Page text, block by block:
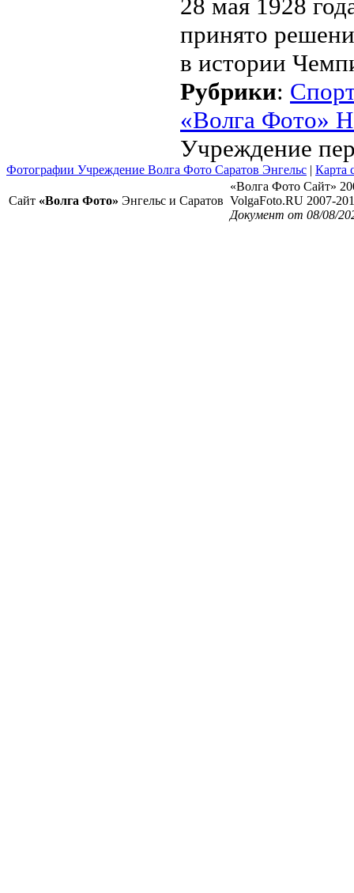
28 мая 1928
принято
в истории
Рубрики:
«Волга Фото»
Учреждение
Фотографии Учреждение Волга Фото Саратов Энгельс | Карта
Сайт «Волга Фото» Энгельс и Саратов
«Волга Фото Сайт»
VolgaFoto.RU 2007-
Документ от 08/08/